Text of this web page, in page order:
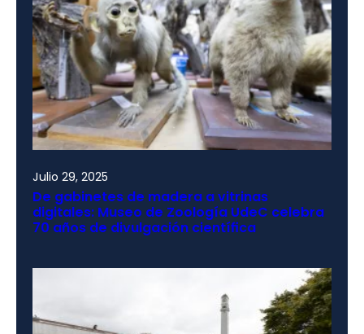
Julio 29, 2025
De gabinetes de madera a vitrinas
digitales: Museo de Zoología UdeC celebra
70 años de divulgación científica